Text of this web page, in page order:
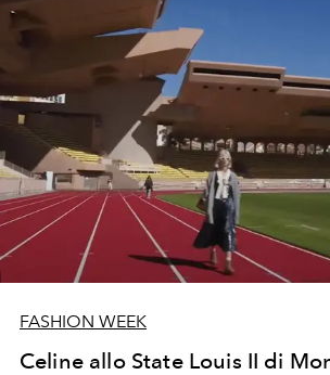
FASHION WEEK
Celine allo State Louis II di